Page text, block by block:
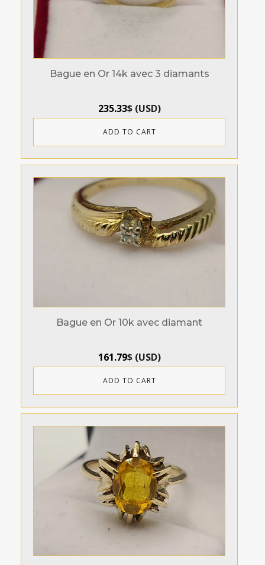
Bague en Or 14k avec 3 diamants
235.33$(USD)
ADD TO CART
Bague en Or 10k avec diamant
161.79$(USD)
ADD TO CART